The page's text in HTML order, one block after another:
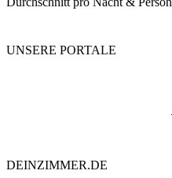
UNSERE PORTALE
DEINZIMMER.DE